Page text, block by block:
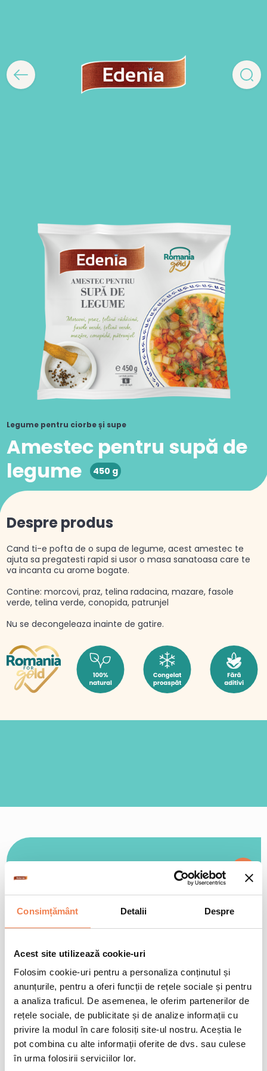
Consimțământ Detalii Despre
Acest site utilizează cookie-uri
Folosim cookie-uri pentru a personaliza conținutul și
anunțurile, pentru a oferi funcții de rețele sociale și pentru
a analiza traficul. De asemenea, le oferim partenerilor de
rețele sociale, de publicitate și de analize informații cu
privire la modul în care folosiți site-ul nostru. Aceștia le
pot combina cu alte informații oferite de dvs. sau culese
în urma folosirii serviciilor lor.
Legume pentru ciorbe și supe
Amestec pentru supă de
legume
450 g
Despre produs
Cand ti-e pofta de o supa de legume, acest amestec te
ajuta sa pregatesti rapid si usor o masa sanatoasa care te
va incanta cu arome bogate.
Contine: morcovi, praz, telina radacina, mazare, fasole
verde, telina verde, conopida, patrunjel
Nu se decongeleaza inainte de gatire.
+
În oală
Intr-o oala cu apa clocotita adauga amestecul pentru supa
ce apa a dat in clocot din nou.
Informații nutriționale Per 100 gr
Valoare energetică 122 kJ / 29 kcal
1%
Grăsimi
0.2 g
<1%
Din care acizi saturați
0.1 g
<1%
Glucide
3.4 g
1%
Condiții de păstrare +
-18 °C Pana la data inscrisa pe ambalaj